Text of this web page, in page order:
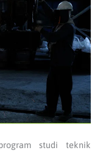
studi teknik